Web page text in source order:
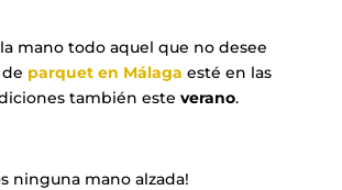
mano todo aquel que no desee
parquet en Málaga esté en las
también este verano.
ninguna mano alzada!